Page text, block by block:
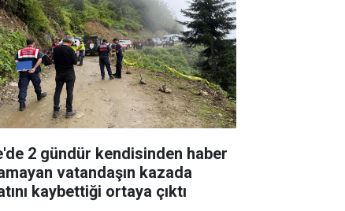
2 gündür kendisinden haber
vatandaşın kazada
kaybettiği ortaya çıktı